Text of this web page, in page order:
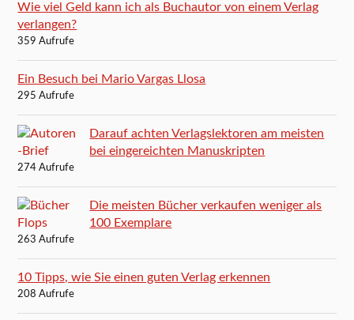
Wie viel Geld kann ich als Buchautor von einem Verlag
verlangen?
359 Aufrufe
Ein Besuch bei Mario Vargas Llosa
295 Aufrufe
Darauf achten Verlagslektoren am meisten
bei eingereichten Manuskripten
274 Aufrufe
Die meisten Bücher verkaufen weniger als
100 Exemplare
263 Aufrufe
10 Tipps, wie Sie einen guten Verlag erkennen
208 Aufrufe